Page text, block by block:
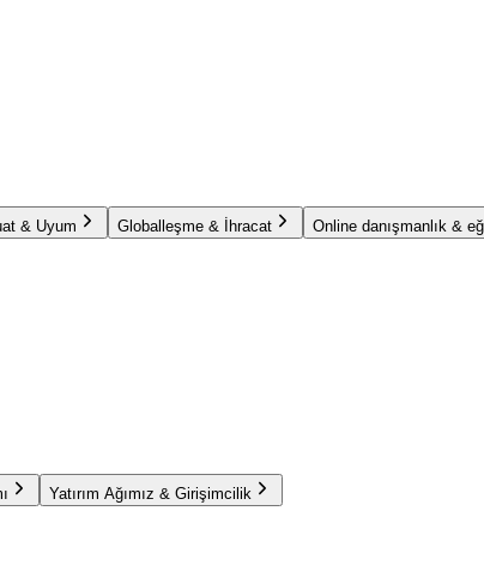
& Uyum Globalleşme & İhracat Online danışmanlık &
Yatırım Ağımız & Girişimcilik